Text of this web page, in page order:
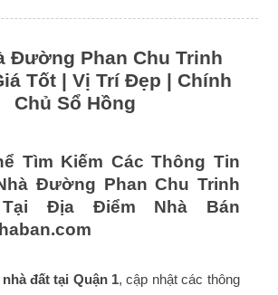
Đường Phan Chu Trinh
Tốt | Vị Trí Đẹp | Chính
Chủ Sổ Hồng
Tìm Kiếm Các Thông Tin
Đường Phan Chu Trinh
Địa Điểm Nhà Bán
nhà đất tại Quận 1, cập nhật các thông